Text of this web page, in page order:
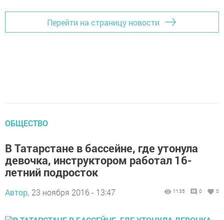
Перейти на страницу новости
ОБЩЕСТВО
В Татарстане в бассейне, где утонула
девочка, инструктором работал 16-
летний подросток
Автор, 23 ноября 2016 - 13:47 1135 0 0